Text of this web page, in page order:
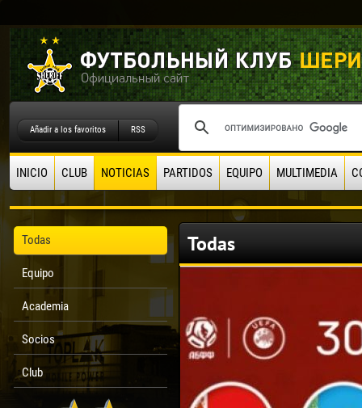
Añadir a los favoritos RSS
INICIO CLUB NOTICIAS PARTIDOS EQUIPO MULTIMEDIA
Todas
Equipo
Academia
Socios
Club
Todas